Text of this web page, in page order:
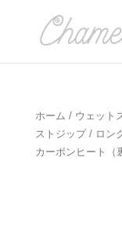
ホーム / ウェット
ストジップ/ ロン
カーボンヒート（